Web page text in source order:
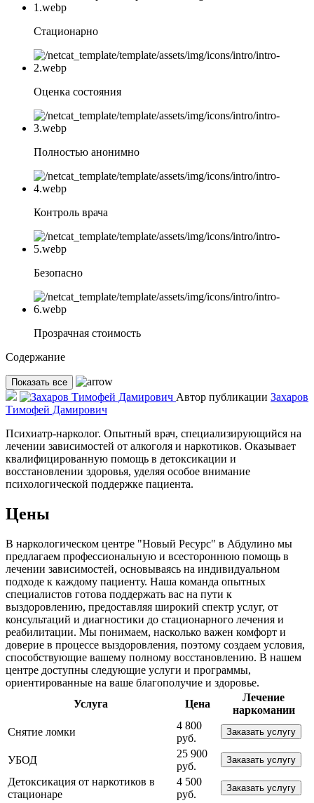
Стационарно
Оценка состояния
Полностью анонимно
Контроль врача
Безопасно
Прозрачная стоимость
Содержание
Показать все
Автор публикации Захаров
Тимофей Дамирович
Психиатр-нарколог. Опытный врач, специализирующийся на
лечении зависимостей от алкоголя и наркотиков. Оказывает
квалифицированную помощь в детоксикации и
восстановлении здоровья, уделяя особое внимание
психологической поддержке пациента.
Цены
В наркологическом центре "Новый Ресурс" в Абдулино мы
предлагаем профессиональную и всестороннюю помощь в
лечении зависимостей, основываясь на индивидуальном
подходе к каждому пациенту. Наша команда опытных
специалистов готова поддержать вас на пути к
выздоровлению, предоставляя широкий спектр услуг, от
консультаций и диагностики до стационарного лечения и
реабилитации. Мы понимаем, насколько важен комфорт и
доверие в процессе выздоровления, поэтому создаем условия,
способствующие вашему полному восстановлению. В нашем
центре доступны следующие услуги и программы,
ориентированные на ваше благополучие и здоровье.
Услуга
Цена
Лечение
наркомании
Снятие ломки
4 800
руб.
Заказать услугу
УБОД
25 900
руб.
Заказать услугу
Детоксикация от наркотиков в
стационаре
4 500
руб.
Заказать услугу